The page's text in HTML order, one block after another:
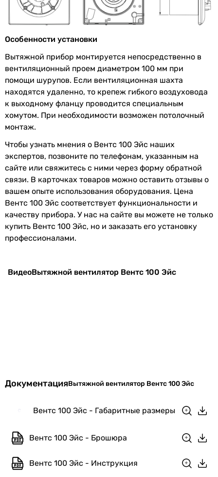
передней
панели
Габариты в упаковке
Ширина в
упаковке
200 мм
Высота в
упаковке
150 мм
Глубина в
упаковке
Гарантия
Гарантия 60 мес.
Увидели ошибку в описании или характеристиках?
Сообщите нам об этом!
Сообщить об ошибке
производителем без уведомления. Магазин не несет
Особенности установки
Вытяжной прибор монтируется непосредственно в
вентиляционный проем диаметром 100 мм при
помощи шурупов. Если вентиляционная шахта
находятся удаленно, то крепеж гибкого воздуховода
к выходному фланцу проводится специальным
хомутом. При необходимости возможен потолочный
монтаж.
Чтобы узнать мнения о Вентс 100 Эйс наших
экспертов, позвоните по телефонам, указанным на
сайте или свяжитесь с ними через форму обратной
связи. В карточках товаров можно оставить отзывы о
вашем опыте использования оборудования. Цена
Вентс 100 Эйс соответствует функциональности и
качеству прибора. У нас на сайте вы можете не только
купить Вентс 100 Эйс, но и заказать его установку
профессионалами.
ВидеоВытяжной вентилятор Вентс 100 Эйс
ДокументацияВытяжной вентилятор Вентс 100 Эйс
Вентс 100 Эйс - Габаритные размеры
Вентс 100 Эйс - Брошюра
Вентс 100 Эйс - Инструкция